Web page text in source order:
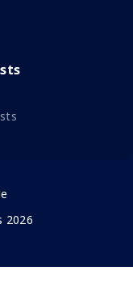
2026